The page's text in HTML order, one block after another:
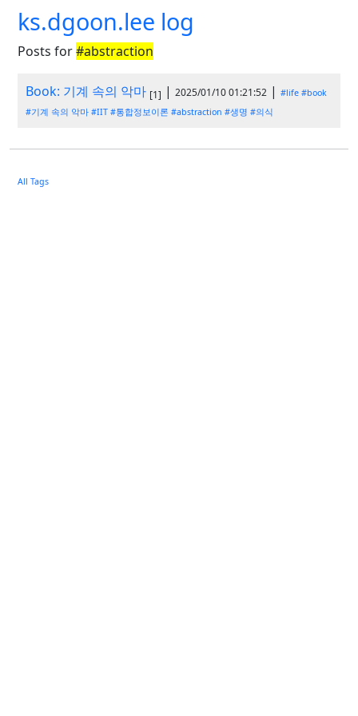
ks.dgoon.lee log
Posts for#abstraction
Book: 기계 속의 악마 [1] | 2025/01/10 01:21:52 | #life #book
#기계 속의 악마 #IIT #통합정보이론 #abstraction #생명 #의식
All Tags